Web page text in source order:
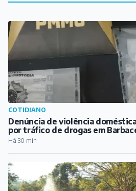
COTIDIANO
Denúncia de violência
por tráfico de drogas em
Há 30 min